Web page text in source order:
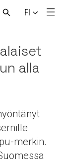
FI
Avaa
alla
merkin.